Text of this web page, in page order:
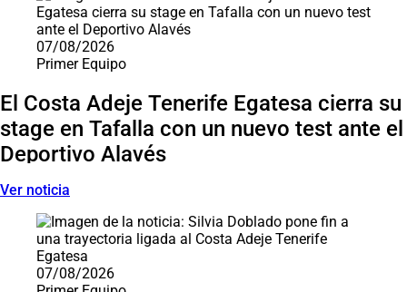
07/08/2026
Primer Equipo
El Costa Adeje Tenerife Egatesa cierra su
stage en Tafalla con un nuevo test ante el
Deportivo Alavés
Ver noticia
07/08/2026